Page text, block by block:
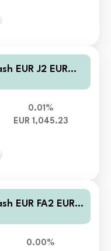
EUR J2 EUR
0.01%
EUR 1,045.23
EUR FA2 EUR
0.00%